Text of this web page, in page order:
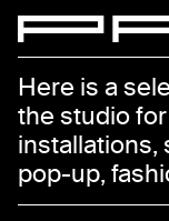
Paf atelier
Here is a
the studio
installations,
pop-up,